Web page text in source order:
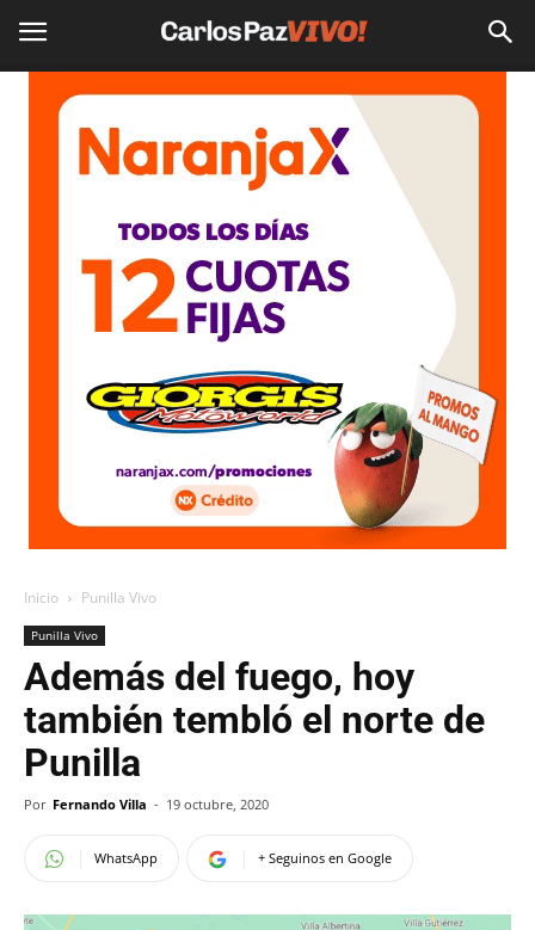
Inicio Punilla Vivo
Punilla Vivo
Además del fuego, hoy
también tembló el norte de
Punilla
Por Fernando Villa - 19 octubre, 2020
WhatsApp + Seguinos en Google